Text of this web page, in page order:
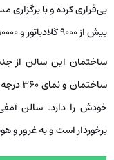
بیش از 9000 گلادیاتور و 10000 حیوان تلف شدند، رکورد خود را جاودانه کرد.
ساختمان این سالن از
خودش را دارد. سالن آمفی
برخوردار است و به غرور